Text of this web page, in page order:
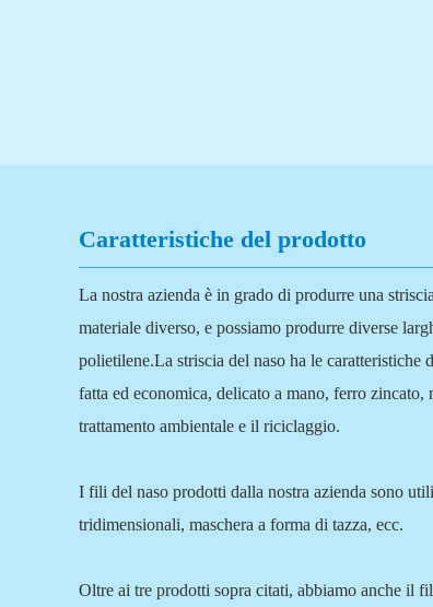
Caratteristiche del prodotto
La nostra azienda è in grado di produrre una
materiale diverso, e possiamo produrre diverse
polietilene.La striscia del naso ha le
fatta ed economica, delicato a mano, ferro
trattamento ambientale e il riciclaggio.
I fili del naso prodotti dalla nostra azienda sono
tridimensionali, maschera a forma di tazza, ecc.
Oltre ai tre prodotti sopra citati, abbiamo anche il